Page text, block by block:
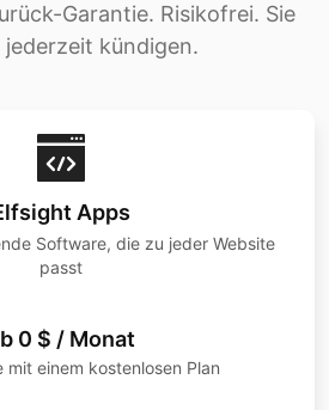
Garantie. Risikofrei. Sie
kündigen.
Apps
Software, die zu jeder Website
passt
0 $ / Monat
mit einem kostenlosen Plan